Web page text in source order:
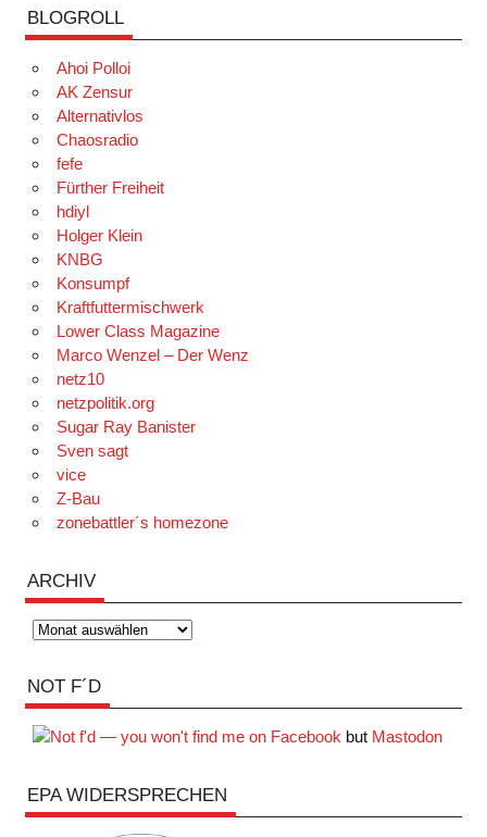
BLOGROLL
Ahoi Polloi
AK Zensur
Alternativlos
Chaosradio
fefe
Fürther Freiheit
hdiyl
Holger Klein
KNBG
Konsumpf
Kraftfuttermischwerk
Lower Class Magazine
Marco Wenzel – Der Wenz
netz10
netzpolitik.org
Sugar Ray Banister
Sven sagt
vice
Z-Bau
zonebattler´s homezone
ARCHIV
Archiv
NOT F´D
but Mastodon
EPA WIDERSPRECHEN